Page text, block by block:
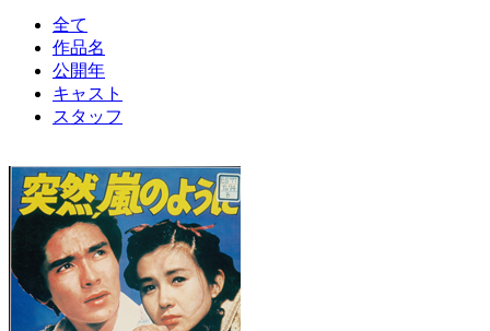
全て
作品名
公開年
キャスト
スタッフ